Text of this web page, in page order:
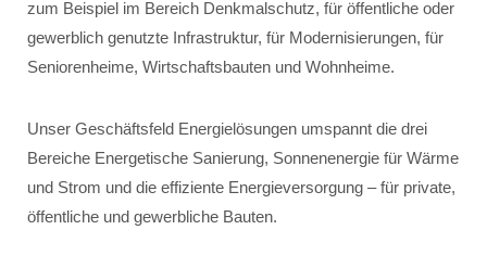
zum Beispiel im Bereich Denkmalschutz, für öffentliche oder
gewerblich genutzte Infrastruktur, für Modernisierungen, für
Seniorenheime, Wirtschaftsbauten und Wohnheime.
Unser Geschäftsfeld Energielösungen umspannt die drei
Bereiche Energetische Sanierung, Sonnenenergie für Wärme
und Strom und die effiziente Energieversorgung – für private,
öffentliche und gewerbliche Bauten.